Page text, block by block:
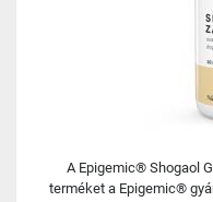
A Epigemic® Shogaol
terméket a Epigemic®